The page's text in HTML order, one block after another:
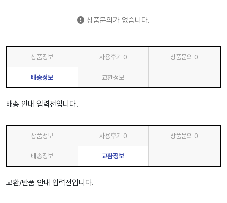
상품문의가 없습니다.
상품정보 사용후기 0 상품문의 0
배송정보 교환정보
배송 안내 입력전입니다.
상품정보 사용후기 0 상품문의 0
배송정보 교환정보
교환/반품 안내 입력전입니다.